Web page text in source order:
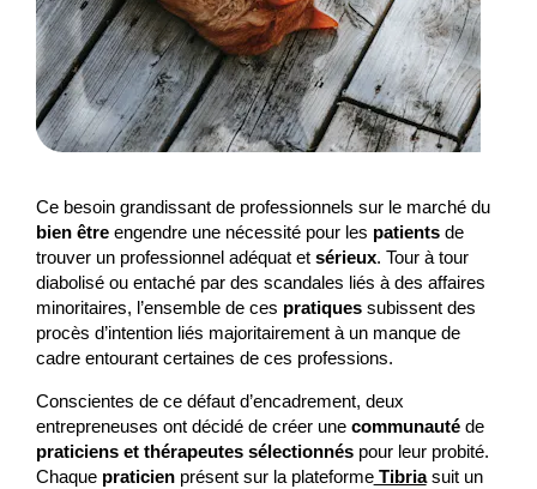
Ce besoin grandissant de professionnels sur le marché du
bien être engendre une nécessité pour les patients de
trouver un professionnel adéquat et sérieux. Tour à tour
diabolisé ou entaché par des scandales liés à des affaires
minoritaires, l’ensemble de ces pratiquessubissent des
procès d’intention liés majoritairement à un manque de
cadre entourant certaines de ces professions.
Conscientes de ce défaut d’encadrement, deux
entrepreneuses ont décidé de créer une communauté de
praticiens et thérapeutes sélectionnéspour leur probité.
Chaque praticienprésent sur la plateformeTibriasuit un